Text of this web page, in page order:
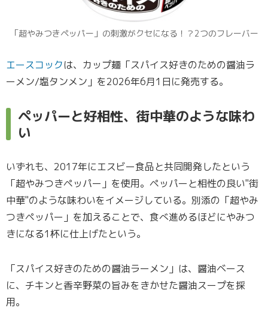
「超やみつきペッパー」の刺激がクセになる！？2つのフレーバー
エースコックは、カップ麺「スパイス好きのための醤油ラ
ーメン/塩タンメン」を2026年6月1日に発売する。
ペッパーと好相性、街中華のような味わ
い
いずれも、2017年にエスビー食品と共同開発したという
「超やみつきペッパー」を使用。ペッパーと相性の良い"街
中華"のような味わいをイメージしている。別添の「超やみ
つきペッパー」を加えることで、食べ進めるほどにやみつ
きになる1杯に仕上げたという。
「スパイス好きのための醤油ラーメン」は、醤油ベース
に、チキンと香辛野菜の旨みをきかせた醤油スープを採
用。